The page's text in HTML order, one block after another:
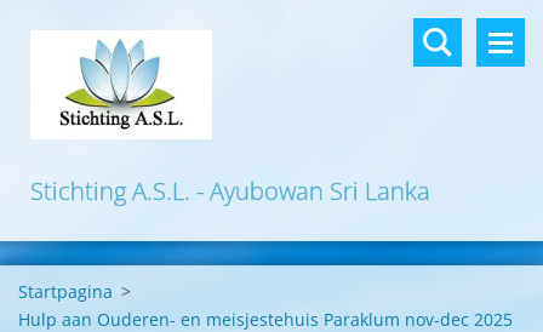
Stichting A.S.L. - Ayubowan Sri Lanka
Startpagina >
Hulp aan Ouderen- en meisjestehuis Paraklum nov-dec 2025